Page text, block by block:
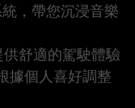
，帶您沉浸音樂
舒適的駕駛體驗
據個人喜好調整